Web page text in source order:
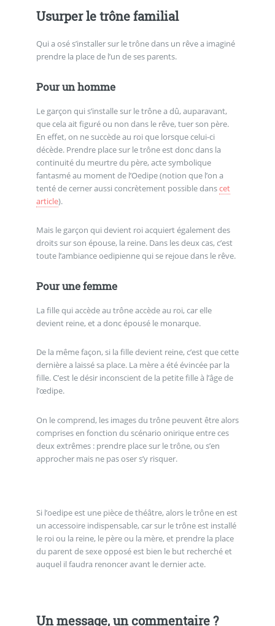
Usurper le trône familial
Qui a osé s’installer sur le trône dans un rêve a imaginé
prendre la place de l’un de ses parents.
Pour un homme
Le garçon qui s’installe sur le trône a dû, auparavant,
que cela ait figuré ou non dans le rêve, tuer son père.
En effet, on ne succède au roi que lorsque celui-ci
décède. Prendre place sur le trône est donc dans la
continuité du meurtre du père, acte symbolique
fantasmé au moment de l’Oedipe (notion que l’on a
tenté de cerner aussi concrètement possible danscet
article).
Mais le garçon qui devient roi acquiert également des
droits sur son épouse, la reine. Dans les deux cas, c’est
toute l’ambiance oedipienne qui se rejoue dans le rêve.
Pour une femme
La fille qui accède au trône accède au roi, car elle
devient reine, et a donc épousé le monarque.
De la même façon, si la fille devient reine, c’est que cette
dernière a laissé sa place. La mère a été évincée par la
fille. C’est le désir inconscient de la petite fille à l’âge de
l’œdipe.
On le comprend, les images du trône peuvent être alors
comprises en fonction du scénario onirique entre ces
deux extrêmes : prendre place sur le trône, ou s’en
approcher mais ne pas oser s’y risquer.
Si l’oedipe est une pièce de théâtre, alors le trône en est
un accessoire indispensable, car sur le trône est installé
le roi ou la reine, le père ou la mère, et prendre la place
du parent de sexe opposé est bien le but recherché et
auquel il faudra renoncer avant le dernier acte.
Un message, un commentaire ?